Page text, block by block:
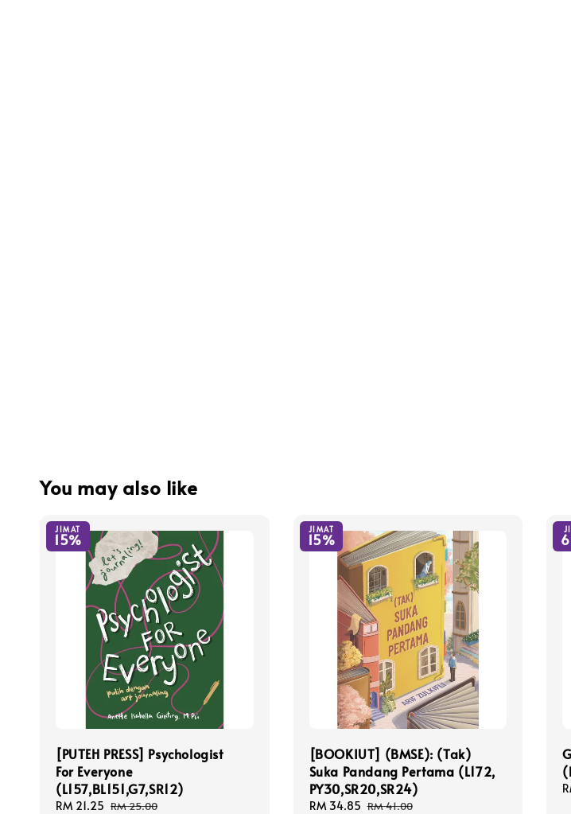
You may also like
JIMAT
15%
[PUTEH PRESS] Psychologist
For Everyone
(L157,BL151,G7,SR12)
Sale
RM 21.25 Regular
RM 25.00
JIMAT
15%
[BOOKIUT] (BMSE): (Tak)
Suka Pandang Pertama (L172,
PY30,SR20,SR24)
Sale
RM 34.85 Regular
RM 41.00